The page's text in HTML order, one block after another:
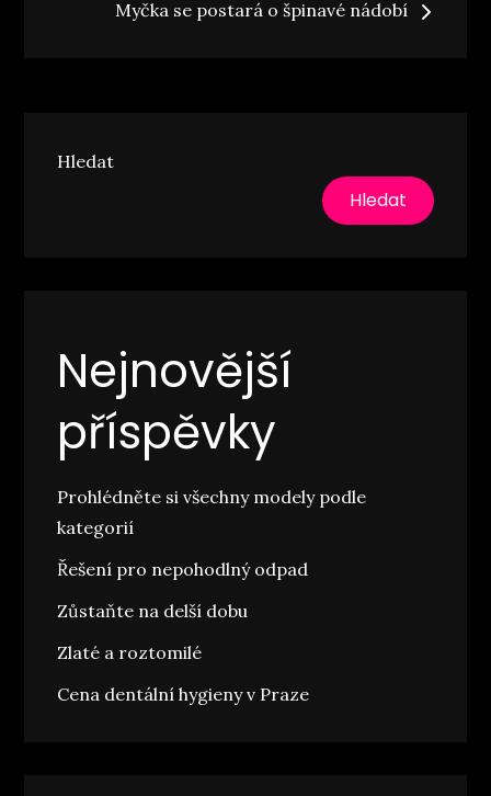
Myčka se postará o špinavé nádobí
Hledat
Hledat
Nejnovější
příspěvky
Prohlédněte si všechny modely podle
kategorií
Řešení pro nepohodlný odpad
Zůstaňte na delší dobu
Zlaté a roztomilé
Cena dentální hygieny v Praze